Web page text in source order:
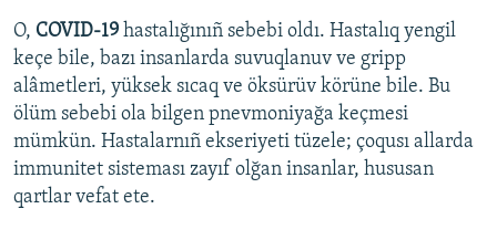
O, COVID-19 hastalığınıñ sebebi oldı. Hastalıq yengil
keçe bile, bazı insanlarda suvuqlanuv ve gripp
alâmetleri, yüksek sıcaq ve öksürüv körüne bile. Bu
ölüm sebebi ola bilgen pnevmoniyağa keçmesi
mümkün. Hastalarnıñ ekseriyeti tüzele; çoqusı allarda
immunitet sisteması zayıf olğan insanlar, hususan
qartlar vefat ete.